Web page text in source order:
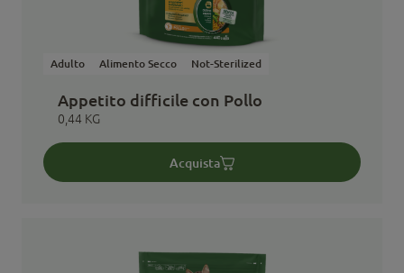
Adulto Alimento Secco Not-Sterilized
Appetito difficile con Pollo
0,44 KG
Acquista